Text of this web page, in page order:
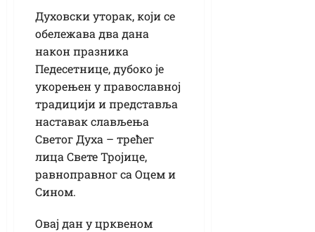
Духовски уторак, који се
обележава два дана
након празника
Педесетнице, дубоко је
укорењен у православној
традицији и представља
наставак слављења
Светог Духа – трећег
лица Свете Тројице,
равноправног са Оцем и
Сином.
Овај дан у црквеном